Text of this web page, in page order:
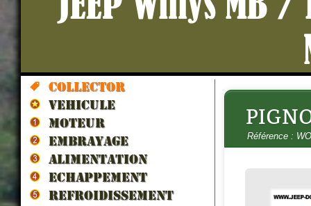
Collector
VEHICULE
MOTEUR
EMBRAYAGE
ALIMENTATION
ECHAPPEMENT
REFROIDISSEMENT
Référence :
HUILE PONT/BOITE 80W90
collection) 5litres - H80W90
Prix : 70.00€ HT